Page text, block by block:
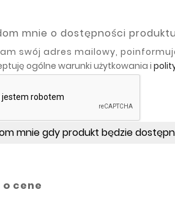
mnie o dostępności produktu
swój adres mailowy,
ogólne warunki użytkowania i
mnie gdy produkt będzie
cene